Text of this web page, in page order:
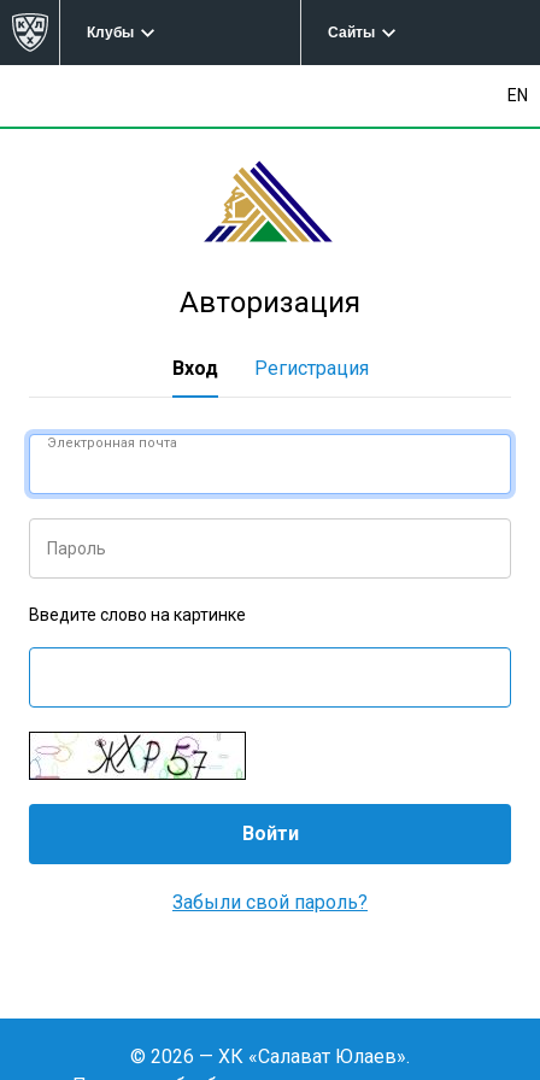
Клубы Сайты
EN
Авторизация
Вход Регистрация
Электронная почта
Пароль
Введите слово на картинке
Забыли свой пароль?
© 2026 — ХК «Салават Юлаев».